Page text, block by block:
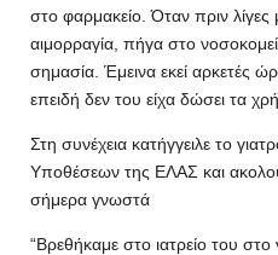
στο φαρμακείο. Όταν πριν λίγες
αιμορραγία, πήγα στο
σημασία. Έμεινα εκεί αρκετές
επειδή δεν του είχα δώσει τα
Στη συνέχεια κατήγγειλε το
Υποθέσεων της ΕΛΑΣ και
σήμερα γνωστά
“Βρεθήκαμε στο ιατρείο του